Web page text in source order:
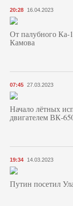
20:28 16.04.2023
От палубного Ка-
Камова
07:45 27.03.2023
Начало лётных
двигателем ВК-
19:34 14.03.2023
Путин посетил